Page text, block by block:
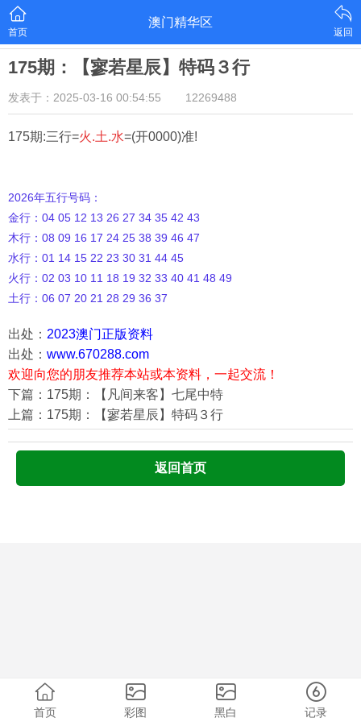
首页
澳门精华区
返回
175期：【寥若星辰】特码３行
发表于：2025-03-16 00:54:55 12269488
175期:三行=火.土.水=(开0000)准!
2026年五行号码：
金行：04 05 12 13 26 27 34 35 42 43
木行：08 09 16 17 24 25 38 39 46 47
水行：01 14 15 22 23 30 31 44 45
火行：02 03 10 11 18 19 32 33 40 41 48 49
土行：06 07 20 21 28 29 36 37
出处： 2023澳门正版资料
出处： www.670288.com
欢迎向您的朋友推荐本站或本资料，一起交流！
下篇：175期：【凡间来客】七尾中特
上篇：175期：【寥若星辰】特码３行
返回首页
首页 彩图 黑白 记录